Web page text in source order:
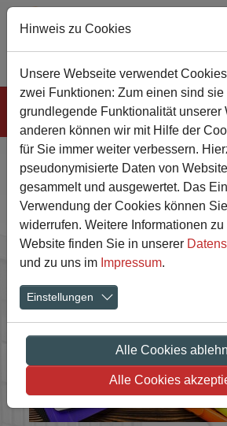
Zum Hauptinhalt springen
Sie sind hier:
Gesamtschule Lernen Digitalisierung
Hinweis zu Cookies
Unsere Webseite verwendet
zwei Funktionen: Zum einen sind
grundlegende Funktionalität unserer
anderen können wir mit Hilfe der
für Sie immer weiter verbessern.
pseudonymisierte Daten von
gesammelt und ausgewertet. Das
Verwendung der Cookies können
widerrufen. Weitere Informationen
Website finden Sie in unserer
und zu uns im Impressum.
Einstellungen
Alle Cookies
Alle Cookies